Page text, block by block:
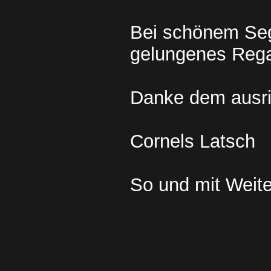
Bei schönem
gelungenes
Danke dem
Cornels Latsch
So und mit